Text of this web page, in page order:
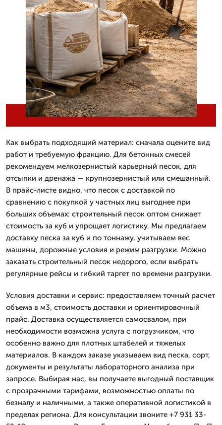
Как выбрать подходящий материал: сначала оцените вид
работ и требуемую фракцию. Для бетонных смесей
рекомендуем мелкозернистый карьерный песок, для
отсыпки и дренажа — крупнозернистый или смешанный.
В прайс-листе видно, что песок с доставкой по
сравнению с покупкой у частных лиц выгоднее при
больших объемах: строительный песок оптом снижает
стоимость за куб и упрощает логистику. Мы предлагаем
доставку песка за куб и по тоннажу, учитываем вес
машины, дорожные условия и режим разгрузки. Можно
заказать строительный песок недорого, если выбрать
регулярные рейсы и гибкий таргет по времени разгрузки.
Условия доставки и сервис: предоставляем точный расчет
объема в м3, стоимость доставки и ориентировочный
прайс. Доставка осуществляется самосвалом, при
необходимости возможна услуга с погрузчиком, что
особенно важно для плотных штабелей и тяжелых
материалов. В каждом заказе указываем вид песка, сорт,
документы и результаты лабораторного анализа при
запросе. Выбирая нас, вы получаете выгодный поставщик
с прозрачными тарифами, возможностью оплаты по
безналу и наличными, а также оперативной логистикой в
пределах региона. Для консультации звоните +7 931 33-